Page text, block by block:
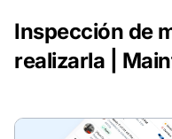
Inspección de
realizarla |